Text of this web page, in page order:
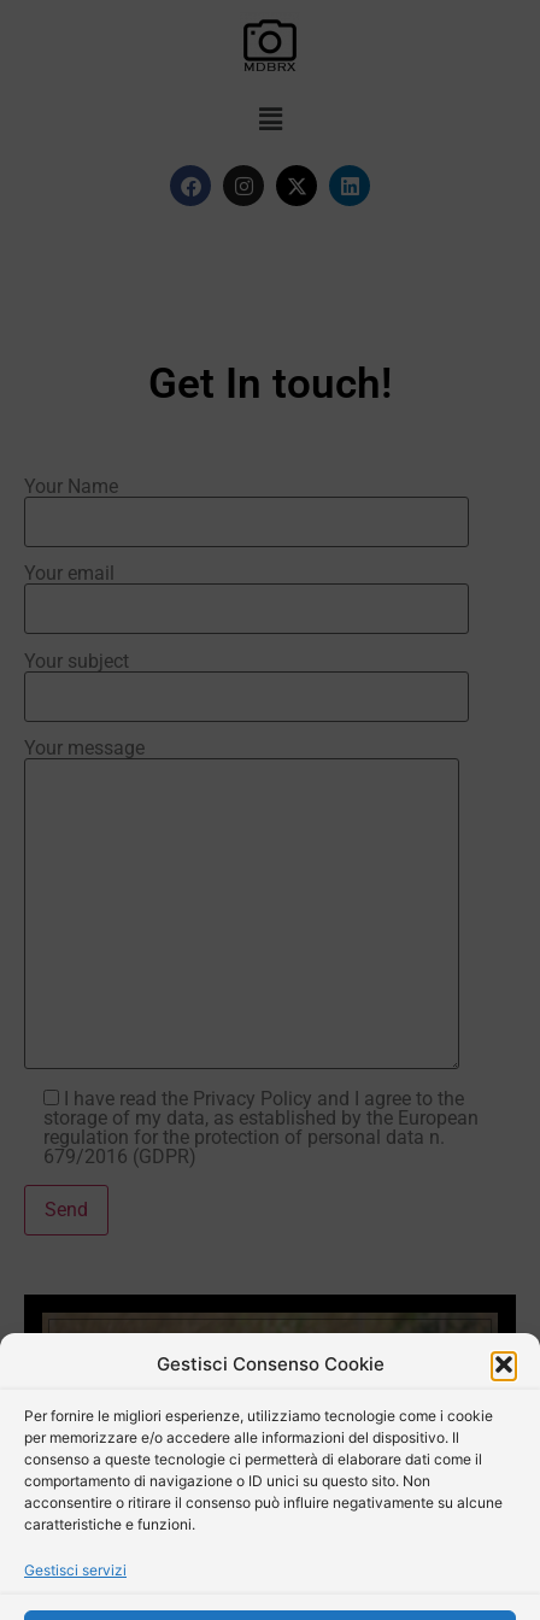
Gestisci Consenso Cookie
Per fornire le migliori esperienze, utilizziamo tecnologie come i cookie
per memorizzare e/o accedere alle informazioni del dispositivo. Il
consenso a queste tecnologie ci permetterà di elaborare dati come il
comportamento di navigazione o ID unici su questo sito. Non
acconsentire o ritirare il consenso può influire negativamente su alcune
caratteristiche e funzioni.
Gestisci servizi
Get In touch!
Your Name
Your email
Your subject
Your message
I have read the Privacy Policy and I agree to the
storage of my data, as established by the European
regulation for the protection of personal data n.
679/2016 (GDPR)